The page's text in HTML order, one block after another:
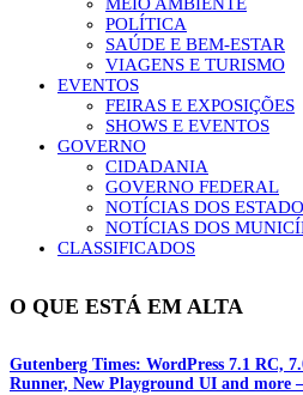
POLÍTICA
SAÚDE E BEM-ESTAR
VIAGENS E TURISMO
EVENTOS
FEIRAS E EXPOSIÇÕES
SHOWS E EVENTOS
GOVERNO
CIDADANIA
GOVERNO FEDERAL
NOTÍCIAS DOS
NOTÍCIAS DOS
CLASSIFICADOS
O QUE ESTÁ EM ALTA
Gutenberg Times: WordPress 7.1 RC,
Runner, New Playground UI and more